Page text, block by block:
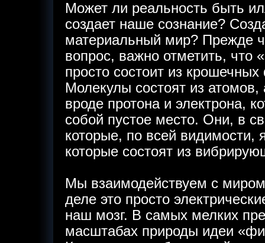
Может ли реальность быть
создает наше сознание?
материальный мир? Прежде
вопрос, важно отметить, что
просто состоит из крошечных
Молекулы состоят из
вроде протона и электрона,
собой пустое место. Они, в
которые, по всей видимости,
которые состоят из
Мы взаимодействуем с
деле это просто
наш мозг. В самых мелких
масштабах природы идеи